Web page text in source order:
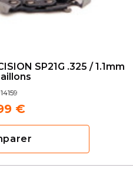
SP21G .325 / 1.1mm
€